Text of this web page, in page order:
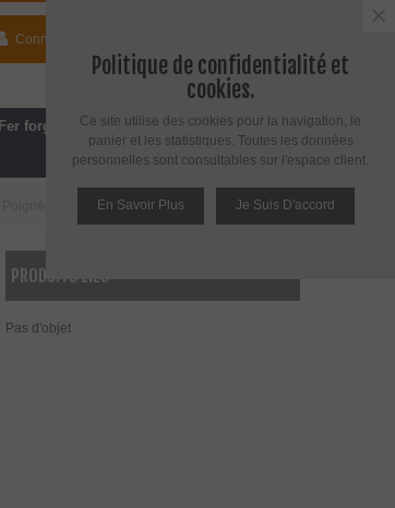
Connecter
Espace PRO / Avantages PRO
Fer forgé
Cuisine, SDB
Poignée bouton rond sur plaque inox brossé
PRODUITS LIÉS
Pas d'objet
Politique de confidentialité et
cookies.
Ce site utilise des cookies pour la navigation, le
panier et les statistiques. Toutes les données
personnelles sont consultables sur l'espace client.
En Savoir Plus Je Suis D'accord